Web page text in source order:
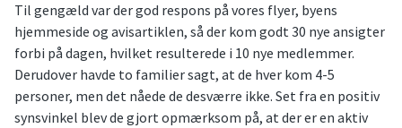
Til gengæld var der god respons på vores flyer, byens
hjemmeside og avisartiklen, så der kom godt 30 nye ansigter
forbi på dagen, hvilket resulterede i 10 nye medlemmer.
Derudover havde to familier sagt, at de hver kom 4-5
personer, men det nåede de desværre ikke. Set fra en positiv
synsvinkel blev de gjort opmærksom på, at der er en aktiv